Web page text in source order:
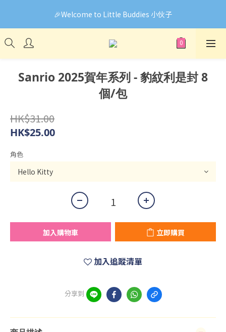
🎉Welcome to Little Buddies 小伙子
🎉Welcome to Little Buddies 小伙子
網頁系統升級中，部份貨品價錢未能正確顯示🙏下單前可先
Facebook Messenger與我們聯絡❤️
🎉Welcome to Little Buddies 小伙子
Sanrio 2025賀年系列 - 豹紋利是封 8
個/包
HK$31.00
HK$25.00
角色
加入購物車 立即購買
加入追蹤清單
分享到